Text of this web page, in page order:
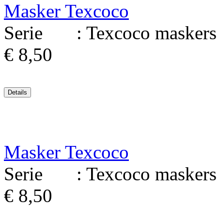
Masker Texcoco
Serie : Texcoco maskers
€ 8,50
Masker Texcoco
Serie : Texcoco maskers
€ 8,50